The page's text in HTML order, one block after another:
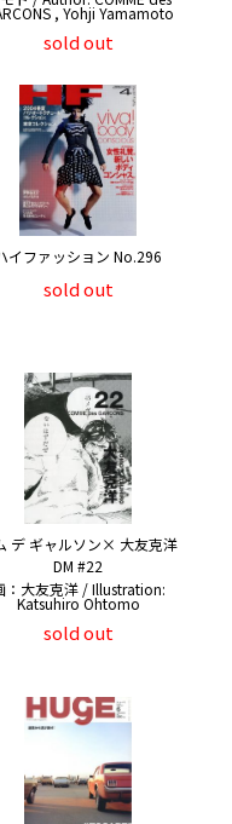
, Yohji Yamamoto
sold out
イファッション No.296
sold out
デ ギャルソン× 大友克洋
DM #22
：大友克洋 / Illustration:
Katsuhiro Ohtomo
sold out